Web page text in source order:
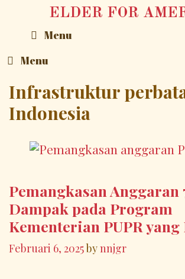
content
ELDER FOR
Menu
Menu
Infrastruktur
Indonesia
Pemangkasan Anggaran
Dampak pada Program
Kementerian PUPR
Februari 6, 2025bynnjgr